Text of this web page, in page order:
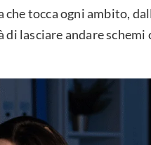
tocca ogni ambito,
lasciare andare schemi